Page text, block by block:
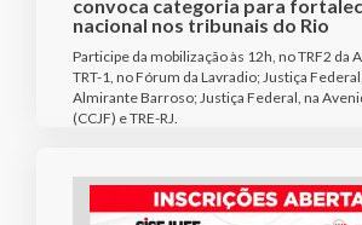
convoca categoria para
nacional nos tribunais do Rio
Participe da mobilização às 12h, no TRF2 da
TRT-1, no Fórum da Lavradio; Justiça
Almirante Barroso; Justiça Federal, na
(CCJF) e TRE-RJ.